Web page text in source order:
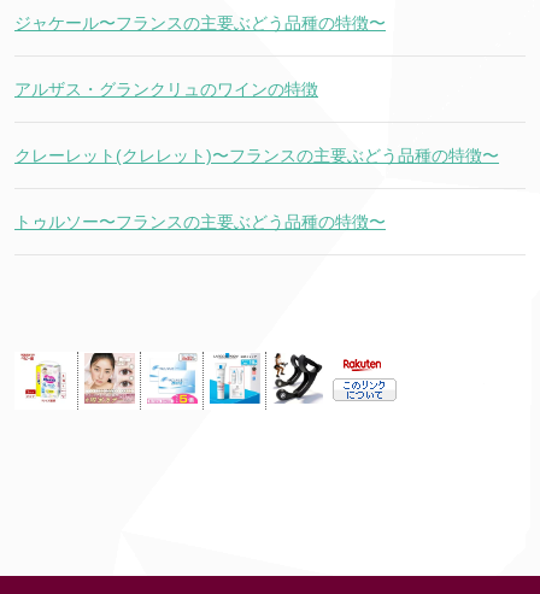
ジャケール〜フランスの主要ぶどう品種の特徴〜
アルザス・グランクリュのワインの特徴
クレーレット(クレレット)〜フランスの主要ぶどう品種の特徴〜
トゥルソー〜フランスの主要ぶどう品種の特徴〜